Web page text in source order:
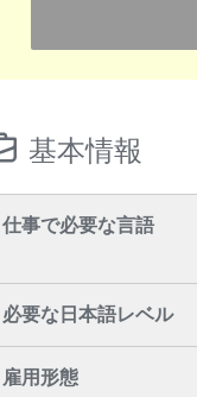
基本情報
仕事で必要な言語
必要な日本語レベル
雇用形態